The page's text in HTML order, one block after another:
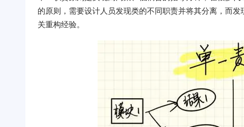
的原则，需要设计人员发现类的不同职责并将其分离，而
关重构经验。